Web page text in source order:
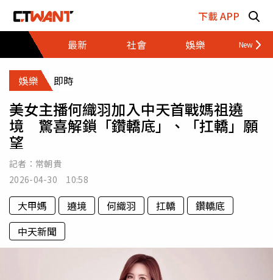
下載 APP
最新
社會 娛樂 財經
娛樂 即時
美女主播何織羽加入中天首戰媽祖遶
境 驚喜解鎖「鑽轎底」、「扛轎」願
望
記者： 常朝貴
2026-04-30 10:58
大甲媽 遶境 何織羽 扛轎
鑽轎底
中天新聞